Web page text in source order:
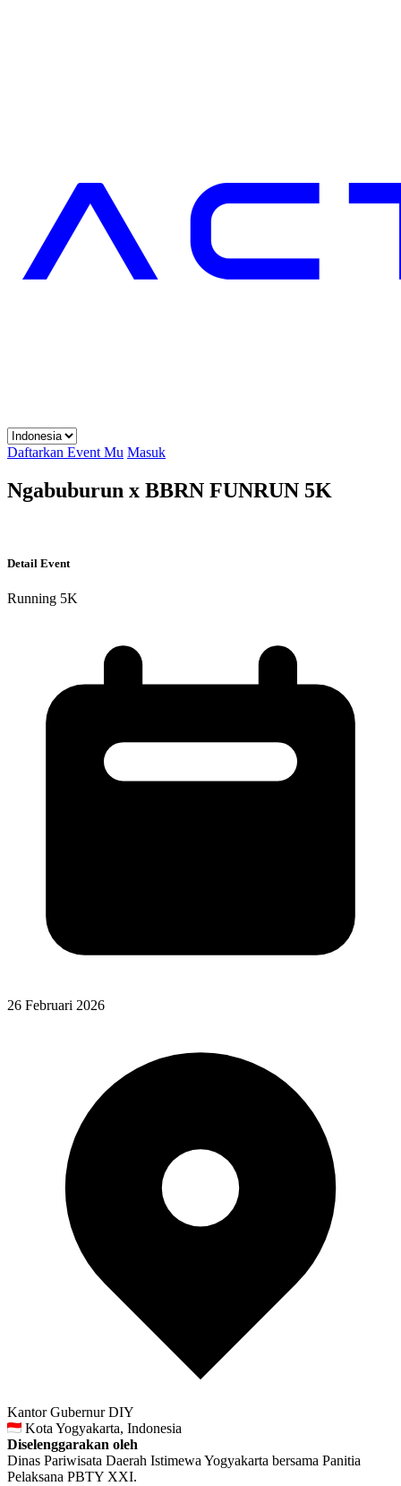
Daftarkan Event Mu Masuk
Ngabuburun x BBRN FUNRUN 5K
Detail Event
Running 5K
26 Februari 2026
Kantor Gubernur DIY
Kota Yogyakarta, Indonesia
Diselenggarakan oleh
Dinas Pariwisata Daerah Istimewa Yogyakarta bersama Panitia
Pelaksana PBTY XXI.